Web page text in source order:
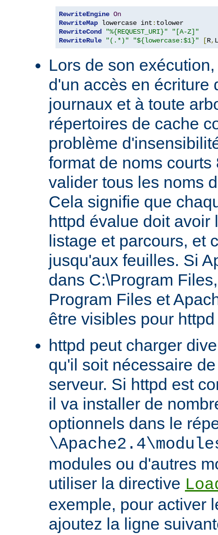
RewriteEngine On
RewriteMap lowercase int :
RewriteCond
"%{REQUEST_URI}"
"[A-Z]"
RewriteRule
"(.*)" "${lowercase:$1}" [R, L
Lors de son
d'un accès en écriture
journaux et à toute
répertoires de cache
problème
format de noms courts
valider tous les noms
Cela signifie que
httpd évalue doit
listage et parcours, et
jusqu'aux feuilles. Si
dans C:\Program
Program Files et
être visibles pour httpd
httpd peut charger
qu'il soit nécessaire
serveur. Si httpd est
il va installer de
optionnels dans le
modules ou d'autres
utiliser la directive
exemple, pour activer
ajoutez la ligne